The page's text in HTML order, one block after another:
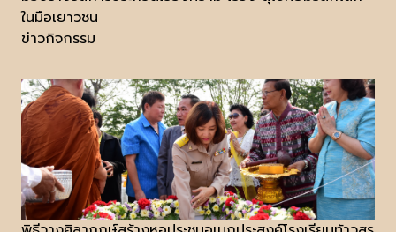
ในมือเยาวชน
ข่าวกิจกรรม